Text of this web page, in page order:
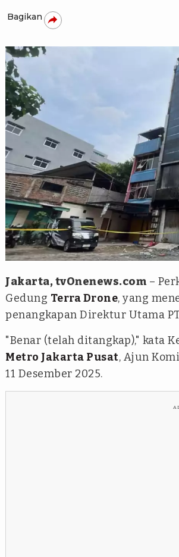
Bagikan
viva.co.id
Jakarta, tvOnenews.com –
Gedung Terra Drone, yang
penangkapan Direktur Utama
"Benar (telah ditangkap)," kata
Metro Jakarta Pusat, Ajun
11 Desember 2025.